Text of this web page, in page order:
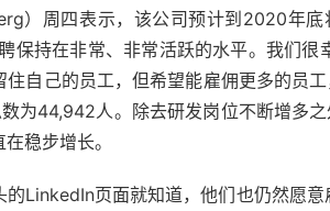
）周四表示，该公司预计到2020年底
保持在非常、非常活跃的水平。我们
自己的员工，但希望能雇佣更多的员
为44,942人。除去研发岗位不断增多
稳步增长。
的LinkedIn页面就知道，他们也仍然愿